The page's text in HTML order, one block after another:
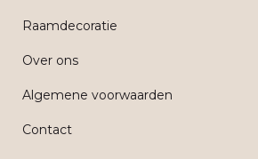
Raamdecoratie
Over ons
Algemene voorwaarden
Contact